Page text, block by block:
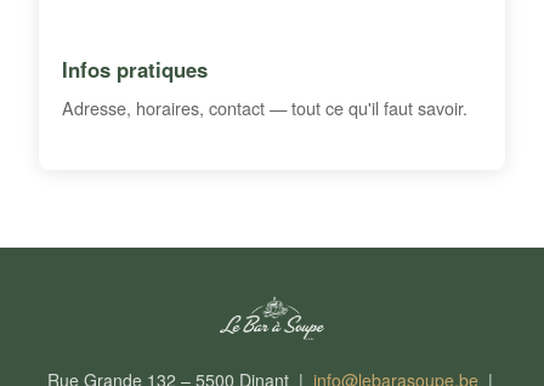
Infos pratiques
Adresse, horaires, contact — tout ce qu'il faut savoir.
Rue Grande 132 – 5500 Dinant | info@lebarasoupe.be|